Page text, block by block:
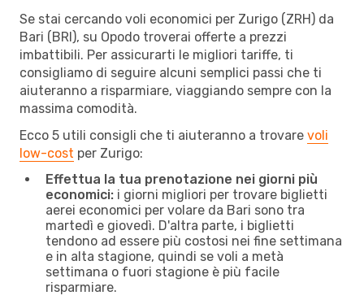
Se stai cercando voli economici per Zurigo (ZRH) da
Bari (BRI), su Opodo troverai offerte a prezzi
imbattibili. Per assicurarti le migliori tariffe, ti
consigliamo di seguire alcuni semplici passi che ti
aiuteranno a risparmiare, viaggiando sempre con la
massima comodità.
Ecco 5 utili consigli che ti aiuteranno a trovare voli
low-cost per Zurigo:
Effettua la tua prenotazione nei giorni più
economici: i giorni migliori per trovare biglietti
aerei economici per volare da Bari sono tra
martedì e giovedì. D'altra parte, i biglietti
tendono ad essere più costosi nei fine settimana
e in alta stagione, quindi se voli a metà
settimana o fuori stagione è più facile
risparmiare.